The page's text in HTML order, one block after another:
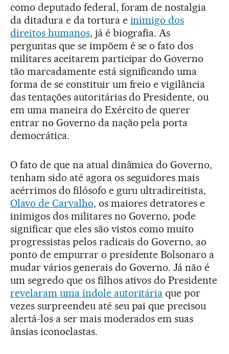
como deputado federal, foram de nostalgia
da ditadura e da tortura e inimigo dos
direitos humanos, já é biografia. As
perguntas que se impõem é se o fato dos
militares aceitarem participar do Governo
tão marcadamente está significando uma
forma de se constituir um freio e vigilância
das tentações autoritárias do Presidente, ou
em uma maneira do Exército de querer
entrar no Governo da nação pela porta
democrática.
O fato de que na atual dinâmica do Governo,
tenham sido até agora os seguidores mais
acérrimos do filósofo e guru ultradireitista,
Olavo de Carvalho, os maiores detratores e
inimigos dos militares no Governo, pode
significar que eles são vistos como muito
progressistas pelos radicais do Governo, ao
ponto de empurrar o presidente Bolsonaro a
mudar vários generais do Governo. Já não é
um segredo que os filhos ativos do Presidente
revelaram uma índole autoritária que por
vezes surpreendeu até seu pai que precisou
alertá-los a ser mais moderados em suas
ânsias iconoclastas.